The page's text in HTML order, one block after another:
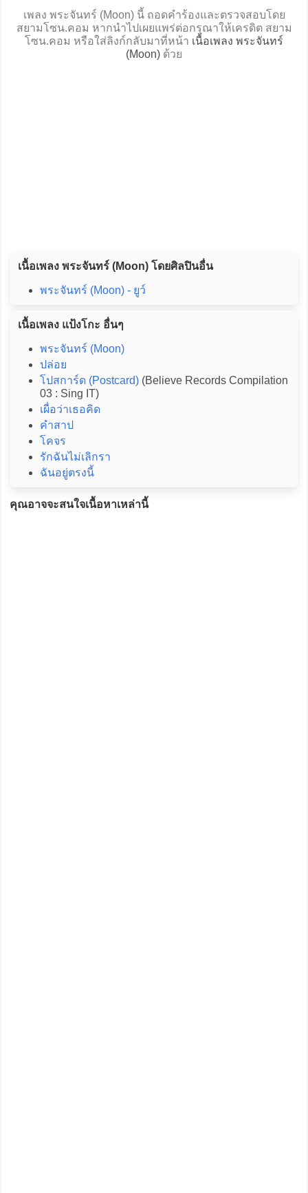
เพลง พระจันทร์ (Moon) นี้ ถอดคำร้องและตรวจสอบโดย
สยามโซน.คอม หากนำไปเผยแพร่ต่อกรุณาให้เครดิต สยาม
โซน.คอม หรือใส่ลิงก์กลับมาที่หน้า เนื้อเพลง พระจันทร์
(Moon) ด้วย
เนื้อเพลง พระจันทร์ (Moon) โดยศิลปินอื่น
พระจันทร์ (Moon) - ยูว์
เนื้อเพลง แป้งโกะ อื่นๆ
พระจันทร์ (Moon)
ปล่อย
โปสการ์ด (Postcard)(Believe Records Compilation
03 : Sing IT)
เผื่อว่าเธอคิด
คำสาป
โคจร
รักฉันไม่เลิกรา
ฉันอยู่ตรงนี้
คุณอาจจะสนใจเนื้อหาเหล่านี้